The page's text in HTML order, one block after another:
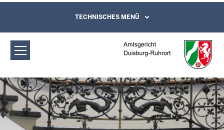
Amtsgericht Duisburg-Ruhrort:
Sitzungstermine
Direkt zum Inhalt
Leichte Sprache, Gebärdensprachenvideo
und Kontaktformular
TECHNISCHES MENÜ